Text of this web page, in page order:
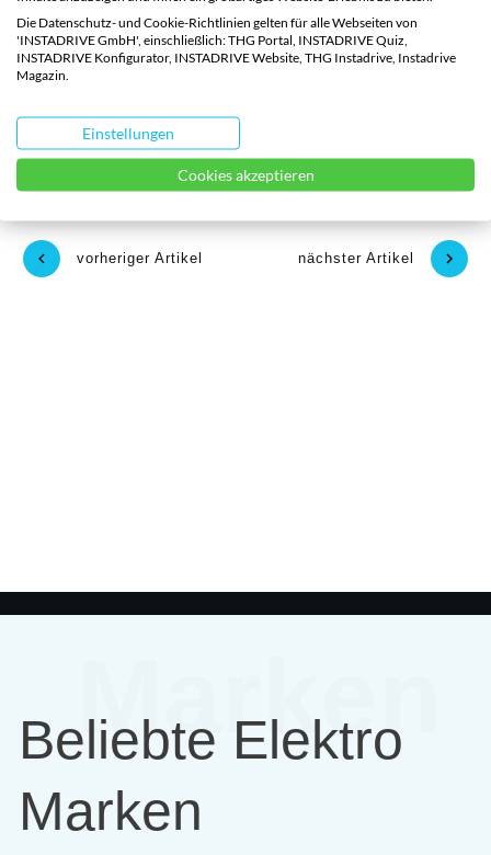
Rundum-Sorglos-Abo ist alles inkludiert außer den
Ladenkosten und es gibt sogar einigesofort
verfügbare Elektroautos
Fisker
vorheriger Artikel nächster Artikel
Marken
Beliebte Elektro
Marken
Die Datenschutz- und Cookie-Richtlinien gelten für alle Webseiten von
'INSTADRIVE GmbH', einschließlich: THG Portal, INSTADRIVE Quiz,
INSTADRIVE Konfigurator, INSTADRIVE Website, THG Instadrive, Instadrive
Magazin.
Einstellungen
Cookies akzeptieren